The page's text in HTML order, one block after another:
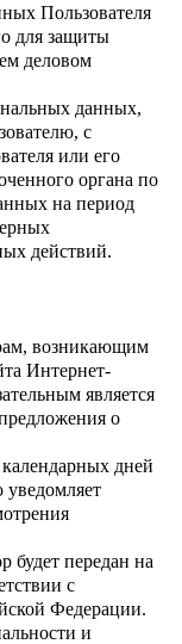
Пользователя
для защиты
деловом
данных,
с
или его
органа по
на период
действий.
возникающим
Интернет-
является
о
дней
уведомляет
будет передан на
с
Федерации.
и